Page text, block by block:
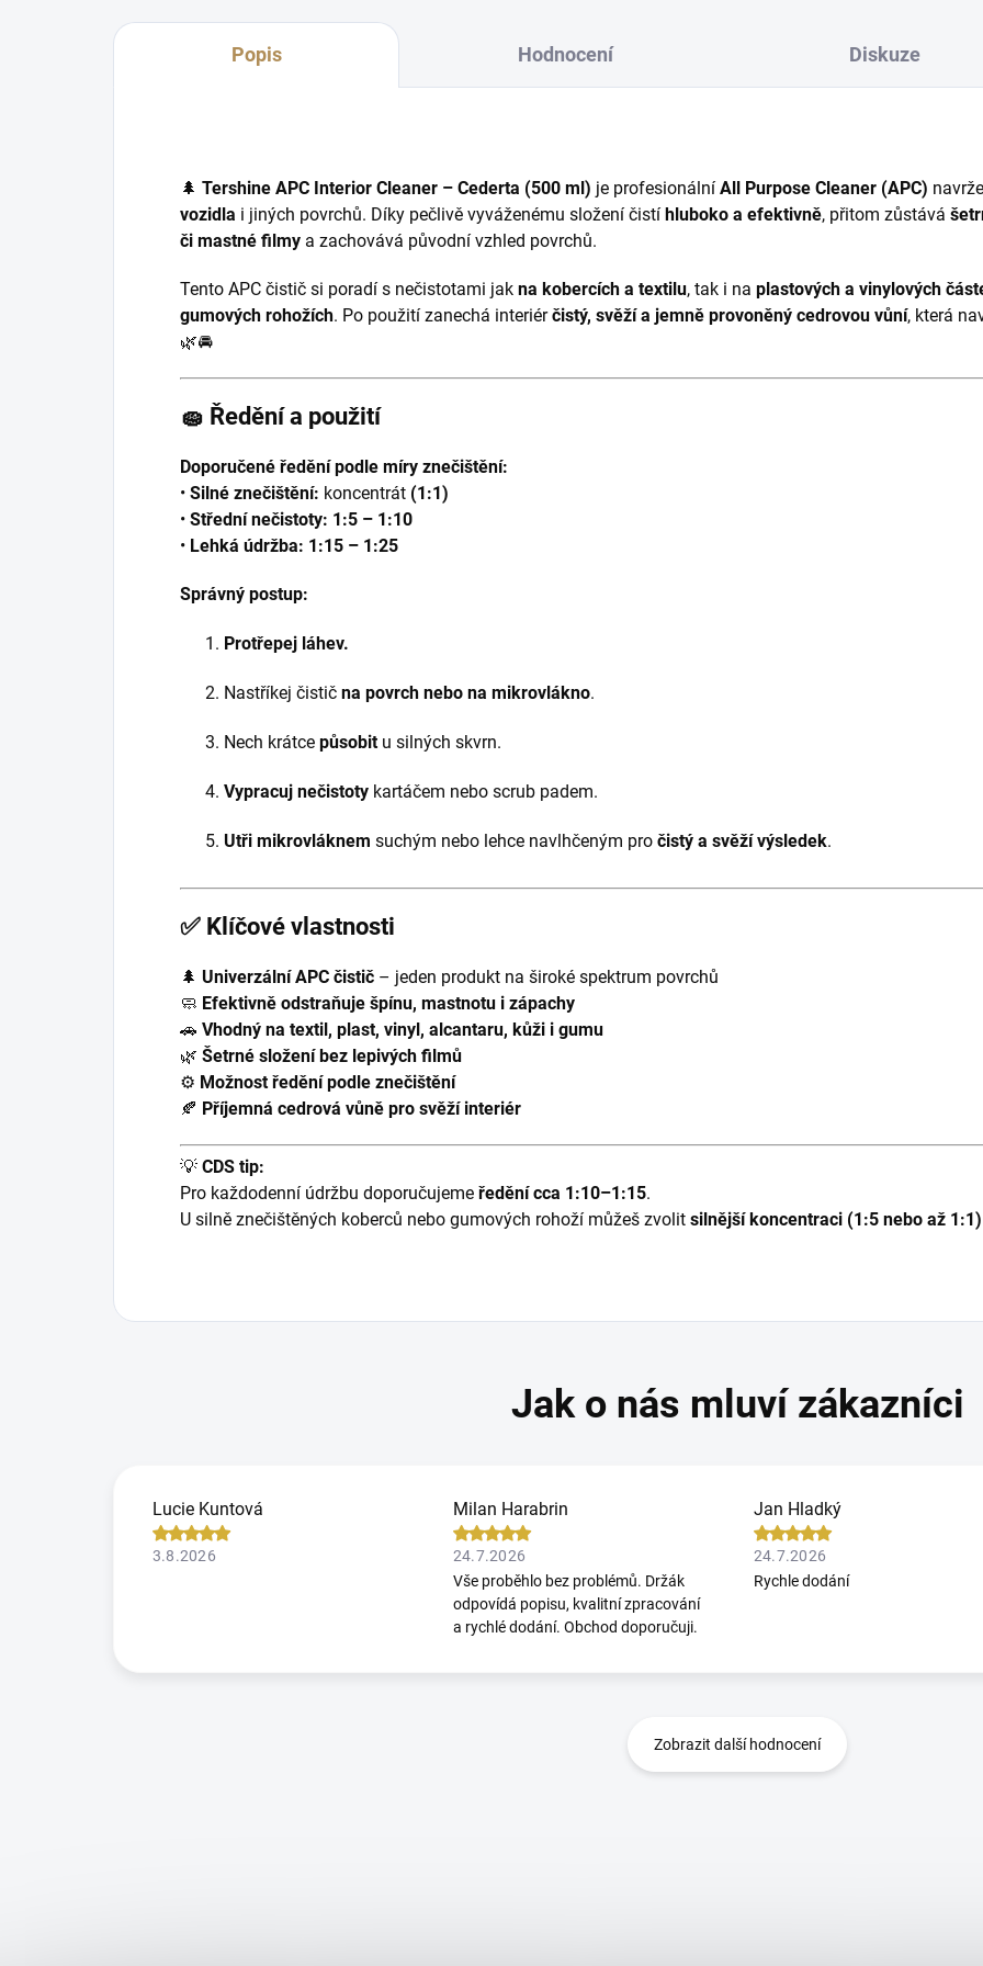
Popis Hodnocení Diskuze
🌲 Tershine APC Interior Cleaner – Cederta (500 ml) je profesionální All Purpose Cleaner (APC)
vozidla i jiných povrchů. Díky pečlivě vyváženému složení čistí hluboko a efektivně, přitom zůstává
či mastné filmy a zachovává původní vzhled povrchů.
Tento APC čistič si poradí s nečistotami jak na kobercích a textilu, tak i na plastových a vinylových
gumových rohožích. Po použití zanechá interiérčistý, svěží a jemně provoněný cedrovou vůní, která
🌿🚘
🧽 Ředění a použití
Doporučené ředění podle míry znečištění:
• Silné znečištění: koncentrát (1:1)
• Střední nečistoty: 1:5 – 1:10
• Lehká údržba: 1:15 – 1:25
Správný postup:
Protřepej láhev.
Nastříkej čistič na povrch nebo na mikrovlákno.
Nech krátce působitu silných skvrn.
Vypracuj nečistoty kartáčem nebo scrub padem.
Utři mikrovláknem suchým nebo lehce navlhčeným pro čistý a svěží výsledek.
✅ Klíčové vlastnosti
🌲 Univerzální APC čistič – jeden produkt na široké spektrum povrchů
🧼 Efektivně odstraňuje špínu, mastnotu i zápachy
🚗 Vhodný na textil, plast, vinyl, alcantaru, kůži i gumu
🌿 Šetrné složení bez lepivých filmů
⚙️ Možnost ředění podle znečištění
🍂 Příjemná cedrová vůně pro svěží interiér
💡 CDS tip:
Pro každodenní údržbu doporučujeme ředění cca 1:10–1:15.
U silně znečištěných koberců nebo gumových rohoží můžeš zvolit silnější koncentraci (1:5 nebo až 1:1)
Lucie Kuntová
3.8.2026
Milan Harabrin
24.7.2026
Vše proběhlo bez problémů. Držák
odpovídá popisu, kvalitní zpracování
a rychlé dodání. Obchod doporučuji.
Jan Hladký
24.7.2026
Rychle dodání
Zobrazit další hodnocení